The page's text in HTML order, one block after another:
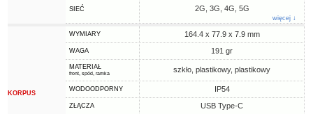
SIEĆ 2G, 3G, 4G, 5G
więcej ↓
KORPUS
WYMIARY 164.4 x 77.9 x 7.9 mm
WAGA 191 gr
MATERIAŁ
front, spód, ramka szkło, plastikowy, plastikowy
WODOODPORNY IP54
ZŁĄCZA USB Type-C